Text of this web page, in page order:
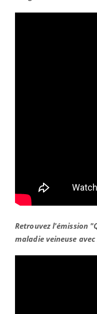
Retrouvez l'émission
maladie veineuse